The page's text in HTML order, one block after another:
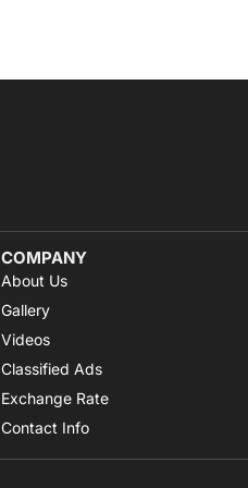
COMPANY
About Us
Gallery
Videos
Classified Ads
Exchange Rate
Contact Info